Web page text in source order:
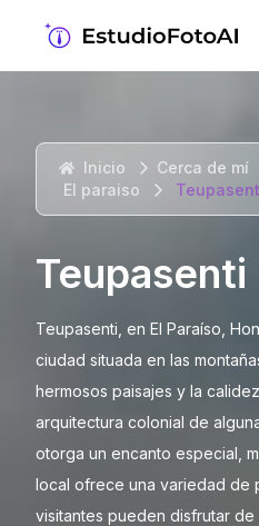
Inicio Cerca de mí
El paraiso
Teupasenti
Teupasenti, en El Paraíso,
ciudad situada en las
hermosos paisajes y la
arquitectura colonial de
otorga un encanto especial,
local ofrece una variedad de
visitantes pueden disfrutar